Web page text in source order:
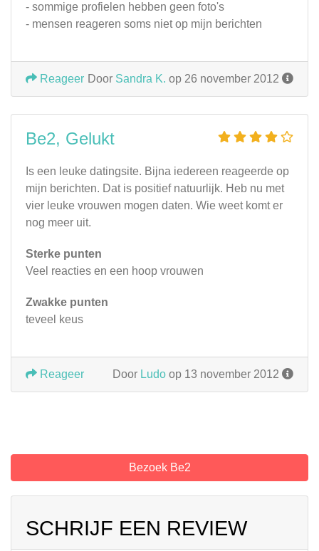
- sommige profielen hebben geen foto's
- mensen reageren soms niet op mijn berichten
Door Sandra K. op 26 november 2012
Reageer
Be2, Gelukt
Is een leuke datingsite. Bijna iedereen reageerde op
mijn berichten. Dat is positief natuurlijk. Heb nu met
vier leuke vrouwen mogen daten. Wie weet komt er
nog meer uit.
Sterke punten
Veel reacties en een hoop vrouwen
Zwakke punten
teveel keus
Door Ludo op 13 november 2012
Reageer
Bezoek Be2
SCHRIJF EEN REVIEW